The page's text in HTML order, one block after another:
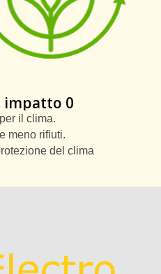
impatto 0
il clima.
meno rifiuti.
del clima